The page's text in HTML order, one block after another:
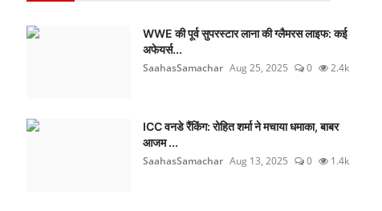
WWE की पूर्व सुपरस्टार लाना की ग्लैमरस लाइफ: कई
अफेयर्स...
SaahasSamachar Aug 25, 2025 0 2.4k
ICC वनडे रैंकिंग: रोहित शर्मा ने मचाया धमाका, बाबर
आजम ...
SaahasSamachar Aug 13, 2025 0 1.4k